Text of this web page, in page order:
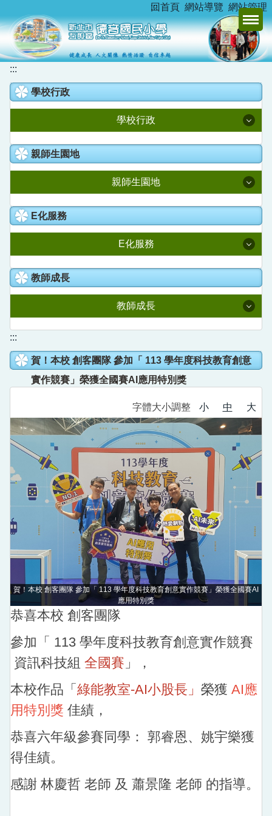
到
主
要
內
容
區
:::
回首頁 網站導覽 網站管理
:::
學校行政
學校行政
校長室
學輔處
人事室
附設幼兒園
親師生園地
親師生園地
升學資訊
語文競賽專區
德音社團
營養午餐專區
五股樂齡中心
校外人士協助教學或活動專區
E化服務
E化服務
教室預約系統
Youtube直播
新北學Bar
德音國小學生申訴信箱
教師成長
教師成長
全國在職教師進修網
公開授課專區
數位學習影音網
教師e學院
專業社群分享平台
領域研究會分享平台
戶外教育資源平臺
:::
賀！本校 創客團隊 參加「 113 學年度科技教育創意
實作競賽」榮獲全國賽AI應用特別獎
字體大小調整 小 中 大
賀！本校 創客團隊 參加「 113 學年度科技教育創意實作競賽」榮獲全國賽AI
應用特別獎
恭喜本校 創客團隊
參加「 113 學年度科技教育創意實作競賽
資訊科技組 全國賽 」，
本校作品「 綠能教室-AI小股長」 榮獲 AI應
用特別獎 佳績，
恭喜六年級參賽同學： 郭睿恩、姚宇樂獲
得佳績。
感謝 林慶哲 老師 及 蕭景隆 老師 的指導。